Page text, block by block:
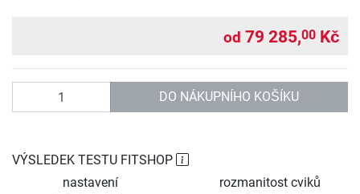
od 79 285,00 Kč
DO NÁKUPNÍHO KOŠÍKU
VÝSLEDEK TESTU FITSHOP
nastavení
rozmanitost cviků